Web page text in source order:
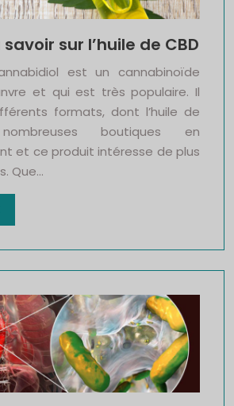
sur l’huile de CBD
est un cannabinoïde
et qui est très populaire. Il
formats, dont l’huile de
boutiques en
et ce produit intéresse de plus
Que…